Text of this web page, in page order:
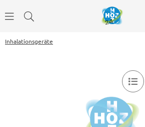
Inhalationsgeräte